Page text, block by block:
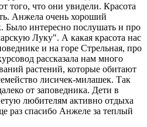
того, что они увидели. Красота
Анжела очень хороший
Было интересно послушать и про
Луку". А какая красота нас
и на горе Стрельная, про
рассказала нам много
растений, которые обитают
лисичек-милашек. Так
от заповедника. Дети в
любителям активно отдыха
раз спасибо Анжеле за теплый